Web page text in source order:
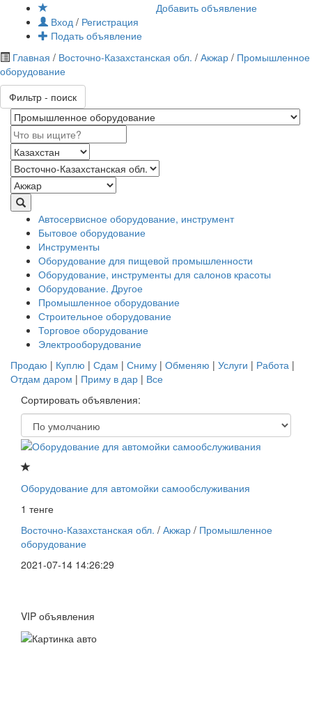
Вход / Регистрация
Подать объявление
Добавить объявление
Главная / Восточно-Казахстанская обл. / Акжар / Промышленное
оборудование
Фильтр - поиск
Автосервисное оборудование, инструмент
Бытовое оборудование
Инструменты
Оборудование для пищевой промышленности
Оборудование, инструменты для салонов красоты
Оборудование. Другое
Промышленное оборудование
Строительное оборудование
Торговое оборудование
Электрооборудование
Продаю | Куплю | Сдам | Сниму | Обменяю | Услуги | Работа |
Отдам даром | Приму в дар | Все
Сортировать объявления:
Оборудование для автомойки самообслуживания
1 тенге
Восточно-Казахстанская обл. / Акжар / Промышленное
оборудование
2021-07-14 14:26:29
VIP объявления